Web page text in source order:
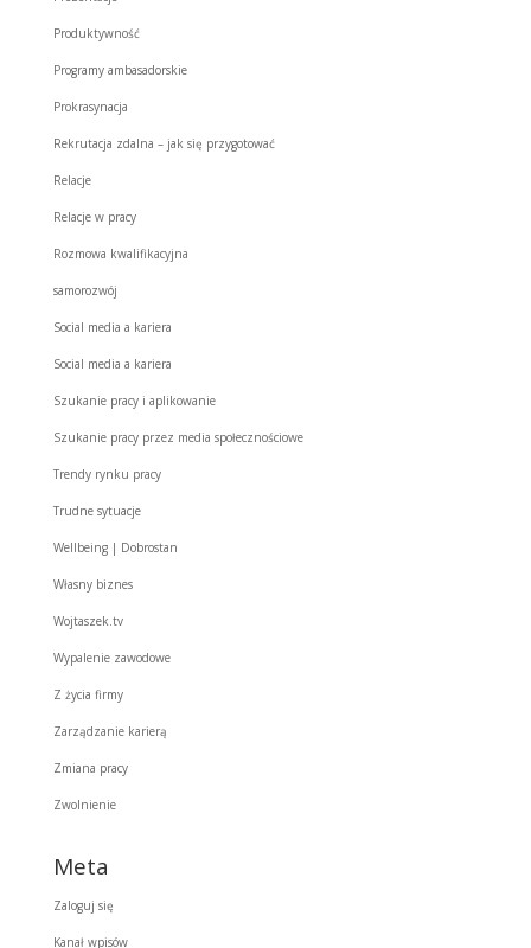
Produktywność
Programy ambasadorskie
Prokrasynacja
Rekrutacja zdalna – jak się przygotować
Relacje
Relacje w pracy
Rozmowa kwalifikacyjna
samorozwój
Social media a kariera
Social media a kariera
Szukanie pracy i aplikowanie
Szukanie pracy przez media społecznościowe
Trendy rynku pracy
Trudne sytuacje
Wellbeing | Dobrostan
Własny biznes
Wojtaszek.tv
Wypalenie zawodowe
Z życia firmy
Zarządzanie karierą
Zmiana pracy
Zwolnienie
Meta
Zaloguj się
Kanał wpisów